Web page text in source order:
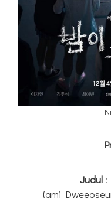
Judul :
(ami